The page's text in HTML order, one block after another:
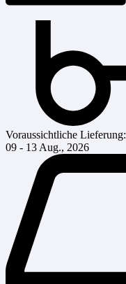
Voraussichtliche Lieferung:
09 - 13 Aug., 2026